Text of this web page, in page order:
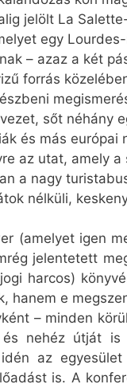
jelölt La
egy
– azaz a két
forrás
sőt néhány
és más európai
az utat, amely
a nagy
nélküli,
(amelyet igen
jelentetett
harcos)
hanem e
– minden
nehéz útját is
az
is. A